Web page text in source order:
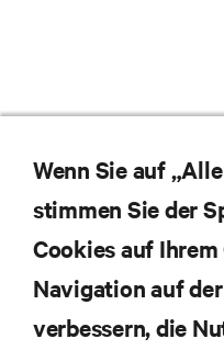
Abonnieren Sie
die neuesten
Wenn Sie auf
stimmen Sie der
Cookies auf
Navigation auf
verbessern, die